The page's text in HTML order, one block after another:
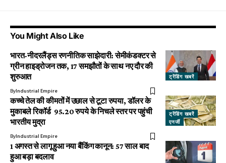
You Might Also Like
ट्रेंडिंग खबरें
भारत-नीदरलैंड्स रणनीतिक साझेदारी: सेमीकंडक्टर से
ग्रीन हाइड्रोजन तक, 17 समझौतों के साथ नए दौर की
शुरुआत
ByIndustrial Empire
ट्रेंडिंग खबरें
एनर्जी
कच्चे तेल की कीमतों में उछाल से टूटा रुपया, डॉलर के
मुकाबले रिकॉर्ड 95.20 रुपये के निचले स्तर पर पहुंची
भारतीय मुद्रा
ByIndustrial Empire
1 अगस्त से लागू हुआ नया बैंकिंग कानून: 57 साल बाद
हुआ बड़ा बदलाव